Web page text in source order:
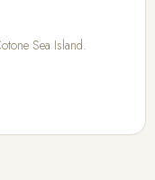
Sea Island.